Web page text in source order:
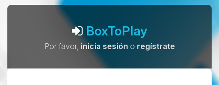
BoxToPlay
Por favor, inicia sesión o regístrate